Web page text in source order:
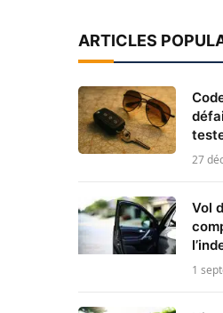
ARTICLES
27
Vol
1